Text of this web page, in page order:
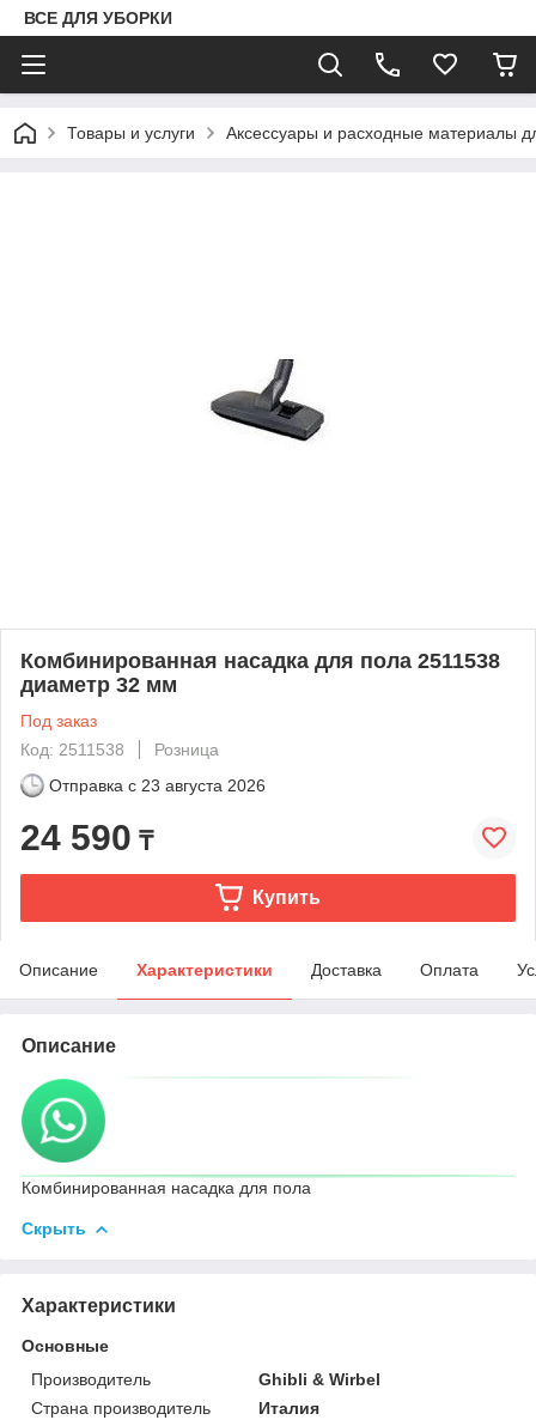
ВСЕ ДЛЯ УБОРКИ
Товары и услуги Аксессуары и расходные материалы
Комбинированная насадка для пола 2511538
диаметр 32 мм
Под заказ
Код: 2511538
Розница
Отправка с 23 августа 2026
24 590 ₸
Купить
Описание Характеристики Доставка Оплата
Описание
Комбинированная насадка для пола
Скрыть
Характеристики
Основные
Производитель
Ghibli & Wirbel
Страна производитель
Италия